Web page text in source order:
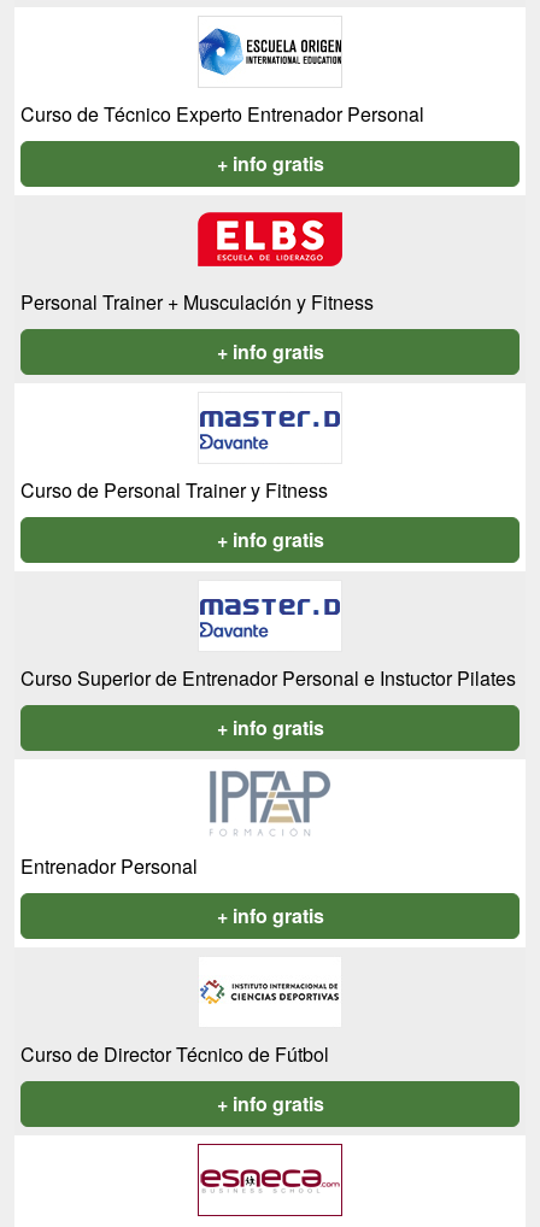
Curso de Técnico Experto Entrenador Personal
+ info gratis
Personal Trainer + Musculación y Fitness
+ info gratis
Curso de Personal Trainer y Fitness
+ info gratis
Curso Superior de Entrenador Personal e Instuctor Pilates
+ info gratis
Entrenador Personal
+ info gratis
Curso de Director Técnico de Fútbol
+ info gratis